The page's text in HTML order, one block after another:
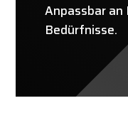
Anpassbar an
Bedürfnisse.